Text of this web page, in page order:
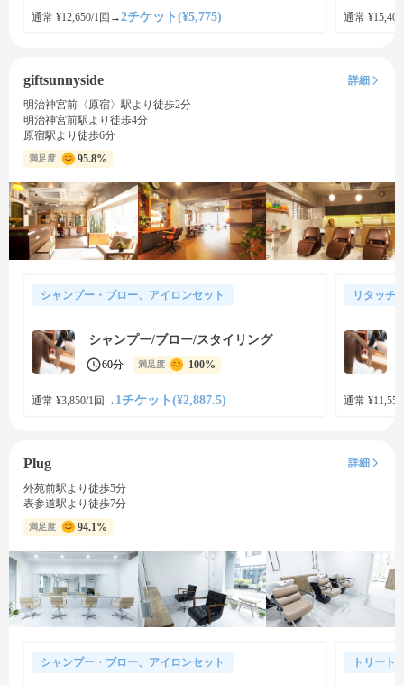
通常 ¥12,650/1回 →2チケット(¥5,775) 通常
giftsunnyside
詳細
明治神宮前〈原宿〉駅より徒歩2分
明治神宮前駅より徒歩4分
原宿駅より徒歩6分
満足度 95.8%
シャンプー・ブロー、アイロンセット
シャンプー/ブロー/スタイリング
60分 満足度 100%
通常 ¥3,850/1回 → 1チケット(¥2,887.5)
リタッチ
通常
Plug
詳細
外苑前駅より徒歩5分
表参道駅より徒歩7分
満足度 94.1%
シャンプー・ブロー、アイロンセット トリート